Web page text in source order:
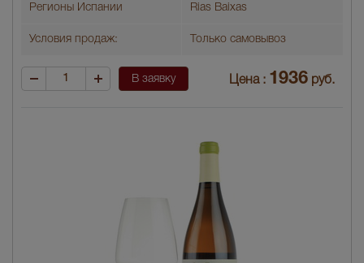
Регионы Испании Rias Baixas
Условия продаж: Только самовывоз
В заявку Цена : 1936 руб.